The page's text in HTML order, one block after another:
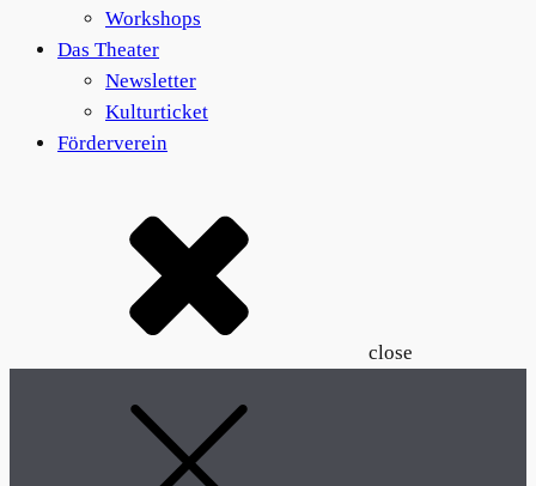
Workshops
Das Theater
Newsletter
Kulturticket
Förderverein
close